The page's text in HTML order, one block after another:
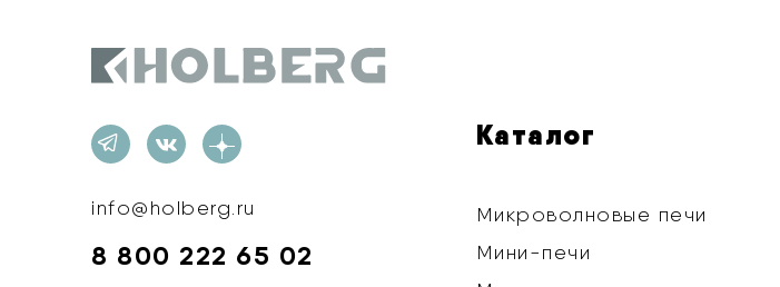
info@holberg.ru
8 800 222 65 02
Каталог
Микроволновые печи
Мини-печи